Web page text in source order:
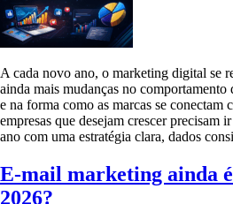
A cada novo ano, o marketing digital se
ainda mais mudanças no
e na forma como as marcas se conectam
empresas que desejam crescer precisam
ano com uma estratégia clara, dados
E-mail marketing ainda
2026?